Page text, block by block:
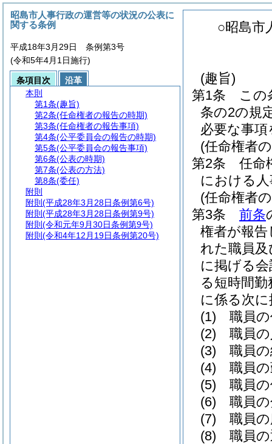
○昭島市
(趣旨)
第1条
この
条の2の規
必要な事
(任命権者
第2条
任命
における
(任命権者
第3条
前条
権者が報
れた職員
に掲げる
る短時間
に係る次
(1)
職員
(2)
職員
(3)
職員
(4)
職員
(5)
職員
(6)
職員
(7)
職員
(8)
職員
昭島市人事行政の運営等の状況の公表に
関する条例
平成18年3月29日 条例第3号
(令和5年4月1日施行)
条項目次
沿革
本則
第1条(趣旨)
第2条(任命権者の報告の時期)
第3条(任命権者の報告事項)
第4条(公平委員会の報告の時期)
第5条(公平委員会の報告事項)
第6条(公表の時期)
第7条(公表の方法)
第8条(委任)
附則
附則 (平成28年3月28日条例第6号)
附則 (平成28年3月28日条例第9号)
附則 (令和元年9月30日条例第9号)
附則 (令和4年12月19日条例第20号)